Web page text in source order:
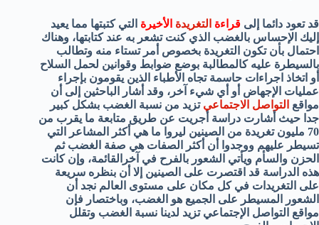
قد تعود دائما إلى قراءة التغريدة الأخيرة التي كتبتها مما يعيد
إليك الإحساس بالغضب الذي كنت تشعر به عند كتابتها، وهناك
احتمال بأن تكون التغريدة بخصوص أمر تستاء منه وتطالب
بالسيطرة عليه كالمطالبة بوضع ضوابط وقوانين لحمل السلاح
أو اتخاذ اجراءات حاسمة تجاه الأطباء الذين يقومون بإجراء
عمليات الإجهاض أو أي شيء آخر، وقد أشار الباحثين إلى أن
مواقع التواصل الاجتماعي تزيد من نسبة الغضب بشكل كبير
جدا حيث أشارت دراسة أجريت عن طريق متابعة ما يقرب من
70 مليون تغريدة من الصينين ليروا ما هي أكثر المشاعر التي
تسيطر عليهم ووجدوا أن أكثر الصفات هي صفة الغضب ثم
الحزن والسأم ويأتي الشعور بالفرح في آخرالقائمة، وإن كانت
هذه الدراسة قد اقتصرت على الصينين إلا أن بنظره سريعة
على التغريدات في كل مكان على مستوى العالم نجد أن
الشعور المسيطر على الجميع هو الغضب، وباختصار فإن
مواقع التواصل الإجتماعي تزيد لدينا نسبة الغضب وتقلل